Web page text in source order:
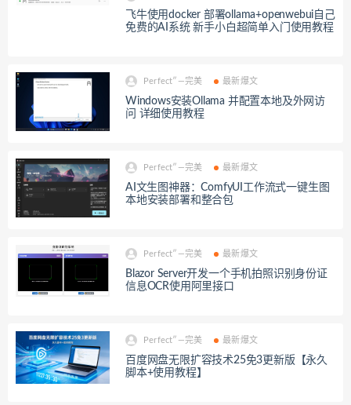
飞牛使用docker 部署ollama+openwebui自己
免费的AI系统 新手小白超简单入门使用教程
Perfect″—完美 最新爆文
Windows安装Ollama 并配置本地及外网访
问 详细使用教程
Perfect″—完美 最新爆文
AI文生图神器：ComfyUI工作流式一键生图
本地安装部署和整合包
Perfect″—完美 最新爆文
Blazor Server开发一个手机拍照识别身份证
信息OCR使用阿里接口
Perfect″—完美 最新爆文
百度网盘无限扩容技术25免3更新版【永久
脚本+使用教程】